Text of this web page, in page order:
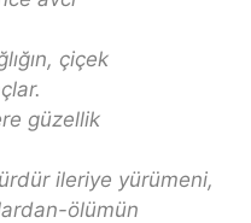
çiçek
güzellik
ileriye yürümeni,
ölümün